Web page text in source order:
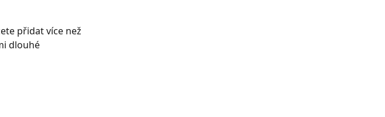
přidat více než
dlouhé